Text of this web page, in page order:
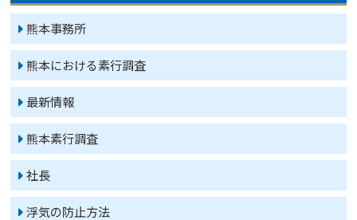
熊本事務所
熊本における素行調査
最新情報
熊本素行調査
社長
浮気の防止方法